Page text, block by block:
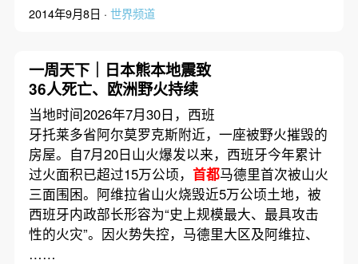
2014年9月8日 · 世界频道
一周天下｜日本熊本地震致
36人死亡、欧洲野火持续
当地时间2026年7月30日，西班
牙托莱多省阿尔莫罗克斯附近，一座被野火摧毁的
房屋。自7月20日山火爆发以来，西班牙今年累计
过火面积已超过15万公顷， 首都马德里首次被山火
三面围困。阿维拉省山火烧毁近5万公顷土地，被
西班牙内政部长形容为“史上规模最大、最具攻击
性的火灾”。因火势失控，马德里大区及阿维拉、
……